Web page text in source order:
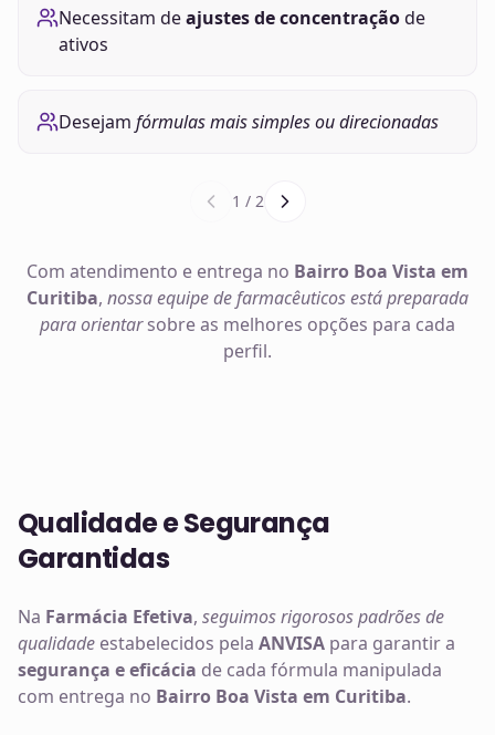
Necessitam deajustes de concentraçãode
ativos
Desejam fórmulas mais simples ou direcionadas
1 / 2
Com atendimento e entrega no Bairro Boa Vista em
Curitiba, nossa equipe de farmacêuticos está preparada
para orientarsobre as melhores opções para cada
perfil.
Qualidade e Segurança
Garantidas
Na Farmácia Efetiva, seguimos rigorosos padrões de
qualidade estabelecidos pela ANVISA para garantir a
segurança e eficácia de cada fórmula manipulada
com entrega no Bairro Boa Vista em Curitiba.